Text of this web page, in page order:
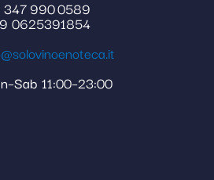
990 0589
0625391854
11:00–23:00